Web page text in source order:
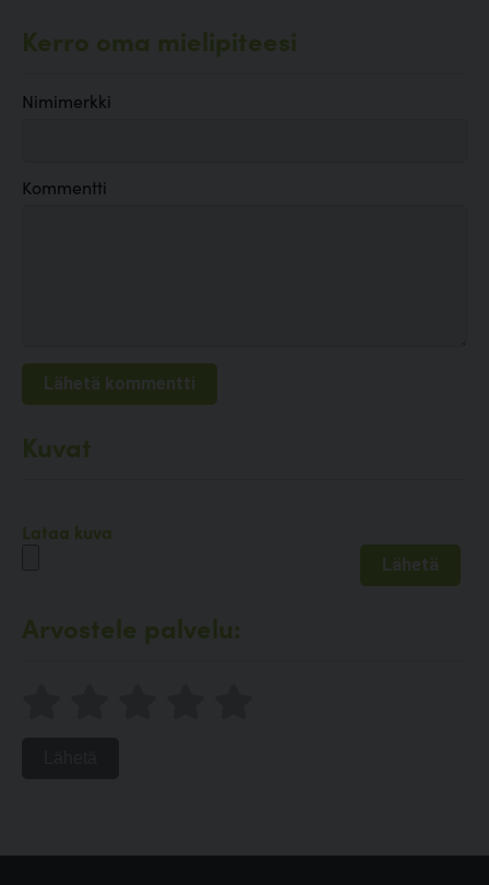
Kerro oma mielipiteesi
Nimimerkki
Kommentti
Kuvat
Lataa kuva
Arvostele palvelu: